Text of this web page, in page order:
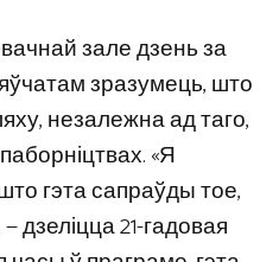
зале дзень за
зразумець, што
незалежна ад таго,
«Я
гэта сапраўды тое,
дзеліцца 21-гадовая